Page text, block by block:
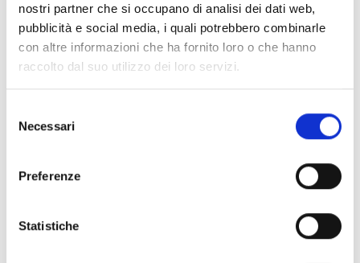
nostri partner che si occupano di analisi dei dati web,
pubblicità e social media, i quali potrebbero combinarle
con altre informazioni che ha fornito loro o che hanno
raccolto dal suo utilizzo dei loro servizi.
delNecessari
Preferenze
Statistiche
Desidero iscrivermi alla newsletter e
autorizzo al trattamento dei miei dati personali